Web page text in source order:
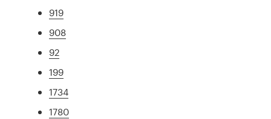
919
908
92
199
1734
1780